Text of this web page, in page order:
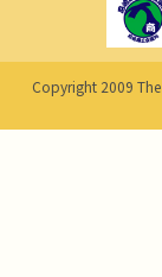
Copyright 2009